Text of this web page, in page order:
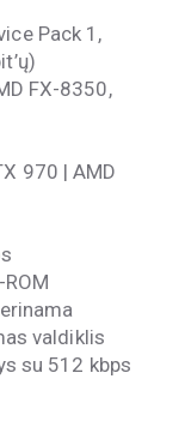
Pack 1,
FX-8350,
970 | AMD
valdiklis
su 512 kbps